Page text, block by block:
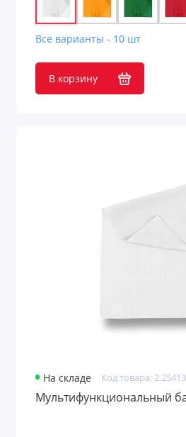
Футболки
Худи
Все варианты - 10 шт
В корзину
На складе Код товара:
Мультифункциональный